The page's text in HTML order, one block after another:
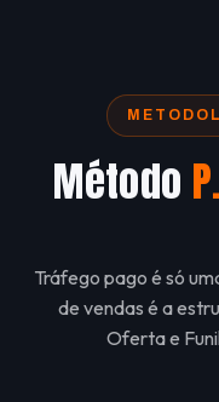
Método
Tráfego pago é só
de vendas é a
Oferta e